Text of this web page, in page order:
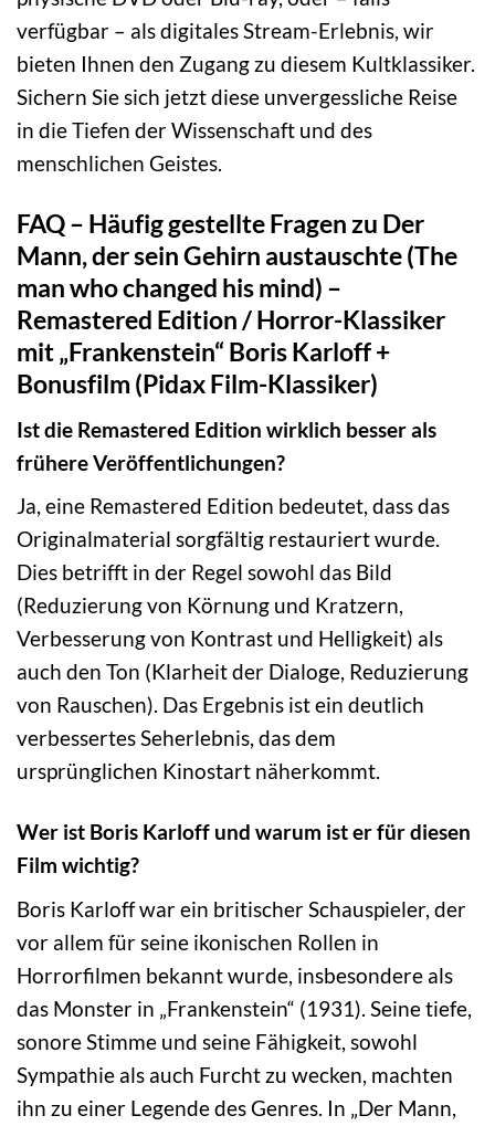
verfügbar – als digitales Stream-Erlebnis, wir
bieten Ihnen den Zugang zu diesem Kultklassiker.
Sichern Sie sich jetzt diese unvergessliche Reise
in die Tiefen der Wissenschaft und des
menschlichen Geistes.
FAQ – Häufig gestellte Fragen zu Der
Mann, der sein Gehirn austauschte (The
man who changed his mind) –
Remastered Edition / Horror-Klassiker
mit „Frankenstein“ Boris Karloff +
Bonusfilm (Pidax Film-Klassiker)
Ist die Remastered Edition wirklich besser als
frühere Veröffentlichungen?
Ja, eine Remastered Edition bedeutet, dass das
Originalmaterial sorgfältig restauriert wurde.
Dies betrifft in der Regel sowohl das Bild
(Reduzierung von Körnung und Kratzern,
Verbesserung von Kontrast und Helligkeit) als
auch den Ton (Klarheit der Dialoge, Reduzierung
von Rauschen). Das Ergebnis ist ein deutlich
verbessertes Seherlebnis, das dem
ursprünglichen Kinostart näherkommt.
Wer ist Boris Karloff und warum ist er für diesen
Film wichtig?
Boris Karloff war ein britischer Schauspieler, der
vor allem für seine ikonischen Rollen in
Horrorfilmen bekannt wurde, insbesondere als
das Monster in „Frankenstein“ (1931). Seine tiefe,
sonore Stimme und seine Fähigkeit, sowohl
Sympathie als auch Furcht zu wecken, machten
ihn zu einer Legende des Genres. In „Der Mann,